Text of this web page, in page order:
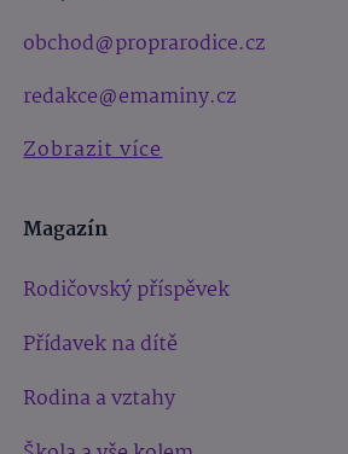
obchod@proprarodice.cz
redakce@emaminy.cz
Zobrazit více
Magazín
Rodičovský příspěvek
Přídavek na dítě
Rodina a vztahy